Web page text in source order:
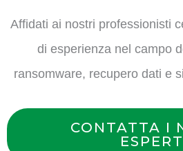
Affidati ai nostri professionisti
di esperienza nel campo
ransomware, recupero dati e
CONTATTA I